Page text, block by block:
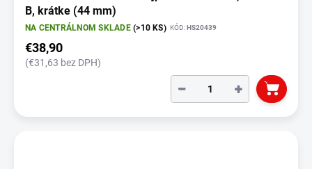
B, krátke (44 mm)
NA CENTRÁLNOM SKLADE(>10 KS) KÓD: HS20439
€38,90
(€31,63 bez DPH)
+
−